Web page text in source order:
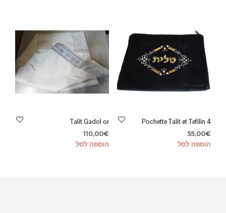
Pochette Talit et Tefilin 4
55,00€
הוספה לסל
Talit Gadol or
110,00€
הוספה לסל